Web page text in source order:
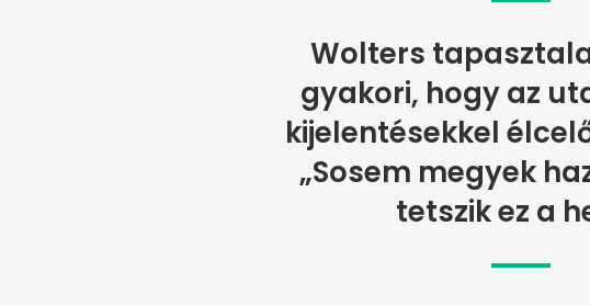
Wolters
gyakori, hogy az
kijelentésekkel
„Sosem megyek
tetszik ez a